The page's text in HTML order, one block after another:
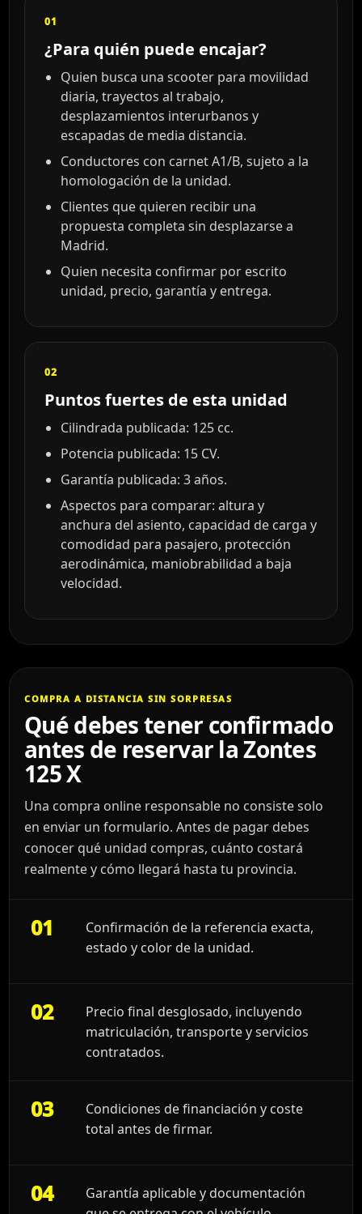
01
¿Para quién puede encajar?
Quien busca una scooter para movilidad
diaria, trayectos al trabajo,
desplazamientos interurbanos y
escapadas de media distancia.
Conductores con carnet A1/B, sujeto a la
homologación de la unidad.
Clientes que quieren recibir una
propuesta completa sin desplazarse a
Madrid.
Quien necesita confirmar por escrito
unidad, precio, garantía y entrega.
02
Puntos fuertes de esta unidad
Cilindrada publicada: 125 cc.
Potencia publicada: 15 CV.
Garantía publicada: 3 años.
Aspectos para comparar: altura y
anchura del asiento, capacidad de carga y
comodidad para pasajero, protección
aerodinámica, maniobrabilidad a baja
velocidad.
COMPRA A DISTANCIA SIN SORPRESAS
Qué debes tener confirmado
antes de reservar la Zontes
125 X
Una compra online responsable no consiste solo
en enviar un formulario. Antes de pagar debes
conocer qué unidad compras, cuánto costará
realmente y cómo llegará hasta tu provincia.
01
Confirmación de la referencia exacta,
estado y color de la unidad.
02
Precio final desglosado, incluyendo
matriculación, transporte y servicios
contratados.
03
Condiciones de financiación y coste
total antes de firmar.
04
Garantía aplicable y documentación